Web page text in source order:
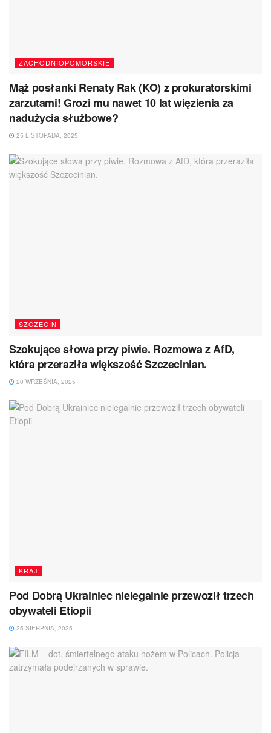
ZACHODNIOPOMORSKIE
Mąż posłanki Renaty Rak (KO) z prokuratorskimi
zarzutami! Grozi mu nawet 10 lat więzienia za
nadużycia służbowe?
25 LISTOPADA, 2025
SZCZECIN
Szokujące słowa przy piwie. Rozmowa z AfD,
która przeraziła większość Szczecinian.
20 WRZEŚNIA, 2025
KRAJ
Pod Dobrą Ukrainiec nielegalnie przewoził trzech
obywateli Etiopii
25 SIERPNIA, 2025